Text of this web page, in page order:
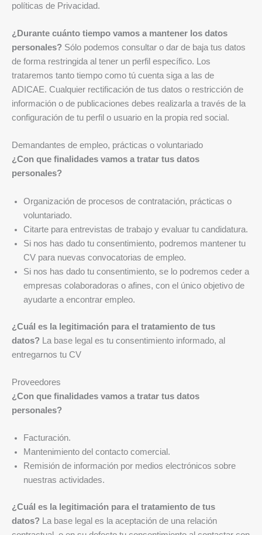
políticas de Privacidad.
¿Durante cuánto tiempo vamos a mantener los datos
personales? Sólo podemos consultar o dar de baja tus datos
de forma restringida al tener un perfil específico. Los
trataremos tanto tiempo como tú cuenta siga a las de
ADICAE. Cualquier rectificación de tus datos o restricción de
información o de publicaciones debes realizarla a través de la
configuración de tu perfil o usuario en la propia red social.
Demandantes de empleo, prácticas o voluntariado
¿Con que finalidades vamos a tratar tus datos
personales?
Organización de procesos de contratación, prácticas o
voluntariado.
Citarte para entrevistas de trabajo y evaluar tu candidatura.
Si nos has dado tu consentimiento, podremos mantener tu
CV para nuevas convocatorias de empleo.
Si nos has dado tu consentimiento, se lo podremos ceder a
empresas colaboradoras o afines, con el único objetivo de
ayudarte a encontrar empleo.
¿Cuál es la legitimación para el tratamiento de tus
datos? La base legal es tu consentimiento informado, al
entregarnos tu CV
Proveedores
¿Con que finalidades vamos a tratar tus datos
personales?
Facturación.
Mantenimiento del contacto comercial.
Remisión de información por medios electrónicos sobre
nuestras actividades.
¿Cuál es la legitimación para el tratamiento de tus
datos? La base legal es la aceptación de una relación